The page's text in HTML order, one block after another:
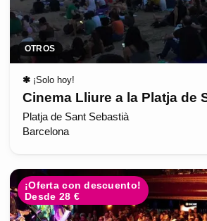
OTROS
✱ ¡Solo hoy!
Cinema Lliure a la Platja de
Platja de Sant Sebastià
Barcelona
¡Oferta con descuento!
Desde 28 €